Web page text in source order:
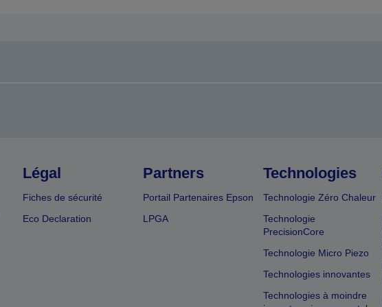
Légal
Fiches de sécurité
Eco Declaration
Partners
Portail Partenaires Epson
LPGA
Technologies
Technologie Zéro Chaleur
Technologie
PrecisionCore
Technologie Micro Piezo
Technologies innovantes
Technologies à moindre